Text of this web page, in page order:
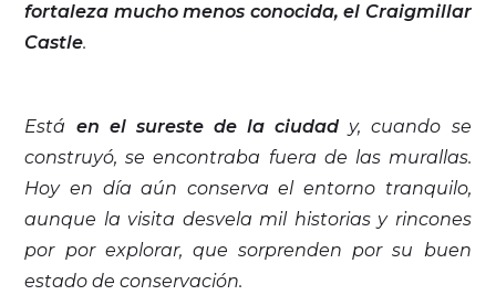
fortaleza mucho menos conocida, el Craigmillar
Castle.
Está en el sureste de la ciudad y, cuando se
construyó, se encontraba fuera de las murallas.
Hoy en día aún conserva el entorno tranquilo,
aunque la visita desvela mil historias y rincones
por por explorar, que sorprenden por su buen
estado de conservación.